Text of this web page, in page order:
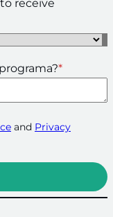
receive
*
and Privacy